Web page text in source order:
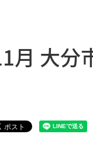
月 大分